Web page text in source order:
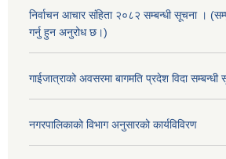
निर्वाचन आचार संहिता २०८२ सम्बन्धी सूचना ।
गर्नु हुन अनुरोध छ।)
गाईजात्राको अवसरमा बागमति प्रदेश विदा सम्बन्धी
नगरपालिकाको विभाग अनुसारको कार्यविविरण